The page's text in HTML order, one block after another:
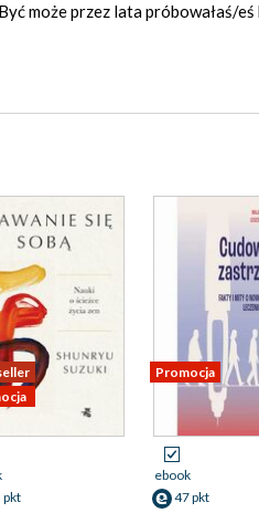
może przez lata próbowałaś/eś
pkt
Promocja
ebook
47 pkt